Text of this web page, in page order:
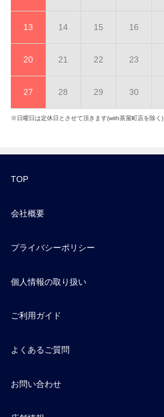
13 14 15 16
20 21 22 23
27 28 29 30
※日曜日は定休日とさせて頂きます(with茶屋町店を除く)
TOP
会社概要
プライバシーポリシー
個人情報の取り扱い
ご利用ガイド
よくあるご質問
お問い合わせ